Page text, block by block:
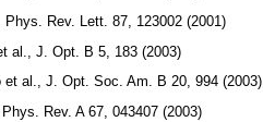
Rev. Lett. 87, 123002 (2001)
al., J. Opt. B 5, 183 (2003)
et al., J. Opt. Soc. Am. B 20, 994 (2003)
Rev. A 67, 043407 (2003)